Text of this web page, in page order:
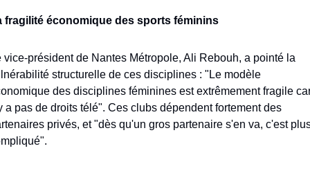
fragilité économique des sports féminins
vice-président de Nantes Métropole, Ali Rebouh, a pointé la
structurelle de ces disciplines : "Le modèle
des disciplines féminines est extrêmement fragile
a pas de droits télé". Ces clubs dépendent fortement des
privés, et "dès qu'un gros partenaire s'en va, c'est